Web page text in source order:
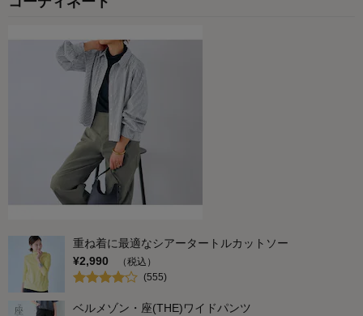
重ね着に最適なシアータートルカットソー
¥2,990
（税込）
(555)
ベルメゾン・座(THE)ワイドパンツ